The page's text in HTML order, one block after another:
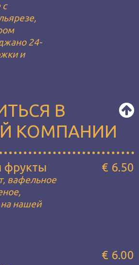
24-
и
В
КОМПАНИИ
фрукты
вафельное
нашей
€ 6.50
€ 6.00